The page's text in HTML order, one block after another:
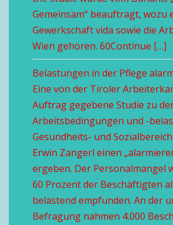
Gemeinsam“ beauftragt, wozu
Gewerkschaft vida sowie die
Wien gehören. 60Continue […]
Belastungen in der Pflege
Eine von der Tiroler
Auftrag gegebene Studie zu
Arbeitsbedingungen und -
Gesundheits- und
Erwin Zangerl einen
ergeben. Der Personalmangel
60 Prozent der Beschäftigten
belastend empfunden. An der
Befragung nahmen 4.000